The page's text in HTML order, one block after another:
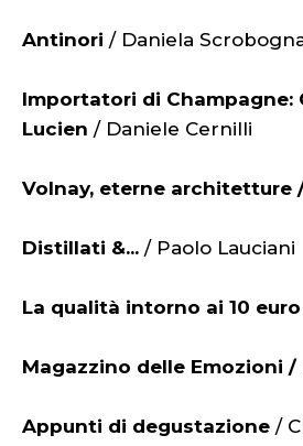
Antinori / Daniela
Importatori di Champagne:
Lucien / Daniele Cernilli
Volnay, eterne architetture
Distillati &... / Paolo Lauciani
La qualità intorno ai 10 euro
Magazzino delle Emozioni /
Appunti di degustazione /